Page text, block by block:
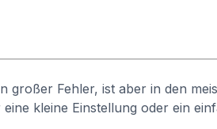
Fehler, ist aber in den
kleine Einstellung oder ein